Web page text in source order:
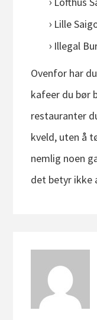
Lille
Illegal
Ovenfor har
kafeer du bør
restauranter
kveld, uten å
nemlig noen
det betyr ikke